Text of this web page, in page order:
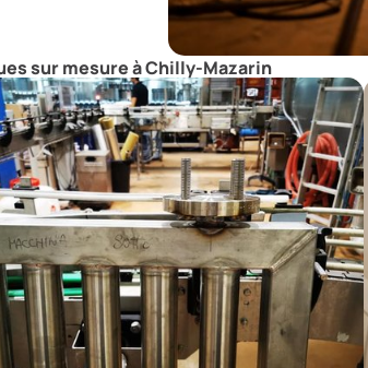
sur mesure à Chilly-Mazarin